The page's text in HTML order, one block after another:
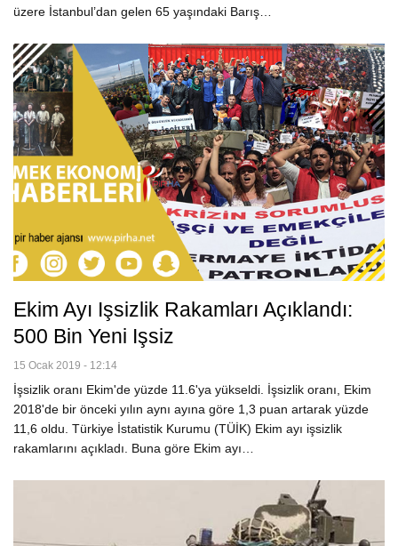
üzere İstanbul’dan gelen 65 yaşındaki Barış…
Ekim Ayı Işsizlik Rakamları Açıklandı:
500 Bin Yeni Işsiz
15 Ocak 2019 - 12:14
İşsizlik oranı Ekim'de yüzde 11.6'ya yükseldi. İşsizlik oranı, Ekim
2018'de bir önceki yılın aynı ayına göre 1,3 puan artarak yüzde
11,6 oldu. Türkiye İstatistik Kurumu (TÜİK) Ekim ayı işsizlik
rakamlarını açıkladı. Buna göre Ekim ayı…